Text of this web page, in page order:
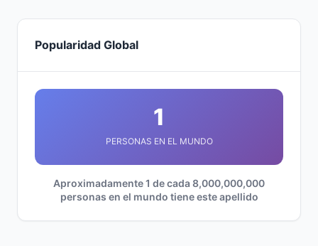
Popularidad Global
1
PERSONAS EN EL MUNDO
Aproximadamente 1 de cada 8,000,000,000
personas en el mundo tiene este apellido